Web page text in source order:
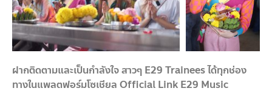
ฝากติดตามและเป็นกำลังใจ สาวๆ E29 Trainees ได้ทุกช่อง
ทางในแพลตฟอร์มโซเชียล Official Link E29 Music